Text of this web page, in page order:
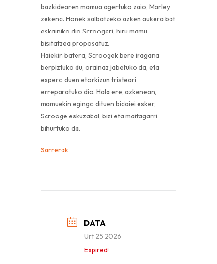
bazkidearen mamua agertuko zaio, Marley
zekena. Honek salbatzeko azken aukera bat
eskainiko dio Scroogeri, hiru mamu
bisitatzea proposatuz.
Haiekin batera, Scroogek bere iragana
berpiztuko du, orainaz jabetuko da, eta
espero duen etorkizun tristeari
erreparatuko dio. Hala ere, azkenean,
mamuekin egingo dituen bidaiei esker,
Scrooge eskuzabal, bizi eta maitagarri
bihurtuko da.
Sarrerak
DATA
Urt 25 2026
Expired!